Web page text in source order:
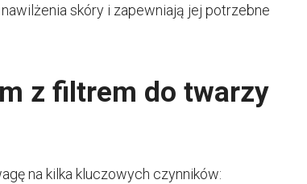
skóry i zapewniają jej potrzebne
z filtrem do twarzy
na kilka kluczowych czynników: